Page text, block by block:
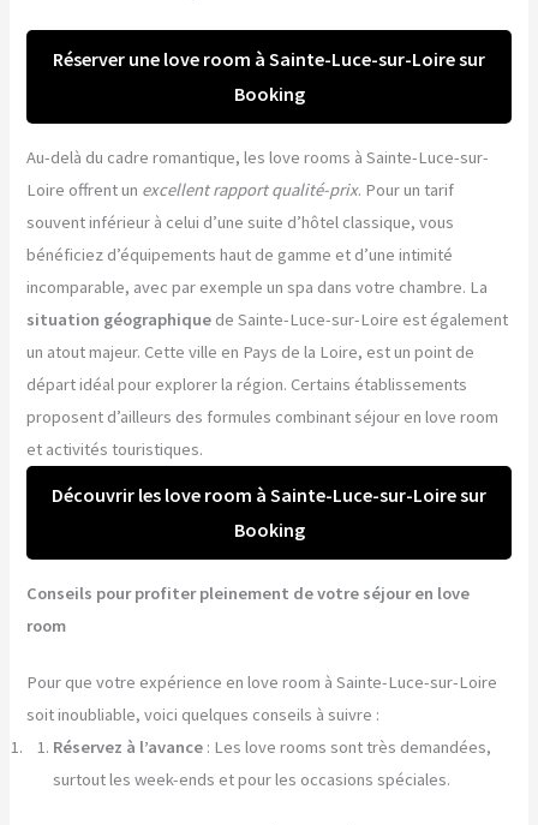
Réserver une love room à Sainte-Luce-sur-Loire sur
Booking
Au-delà du cadre romantique, les love rooms à Sainte-Luce-sur-
Loire offrent un excellent rapport qualité-prix. Pour un tarif
souvent inférieur à celui d’une suite d’hôtel classique, vous
bénéficiez d’équipements haut de gamme et d’une intimité
incomparable, avec par exemple un spa dans votre chambre. La
situation géographique de Sainte-Luce-sur-Loire est également
un atout majeur. Cette ville en Pays de la Loire, est un point de
départ idéal pour explorer la région. Certains établissements
proposent d’ailleurs des formules combinant séjour en love room
et activités touristiques.
Découvrir les love room à Sainte-Luce-sur-Loire sur
Booking
Conseils pour profiter pleinement de votre séjour en love
room
Pour que votre expérience en love room à Sainte-Luce-sur-Loire
soit inoubliable, voici quelques conseils à suivre :
Réservez à l’avance : Les love rooms sont très demandées,
surtout les week-ends et pour les occasions spéciales.